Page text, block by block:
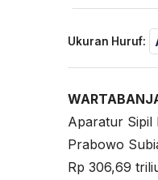
Ukuran Huruf:
Aparatur Sipil
Prabowo
Rp 306,69